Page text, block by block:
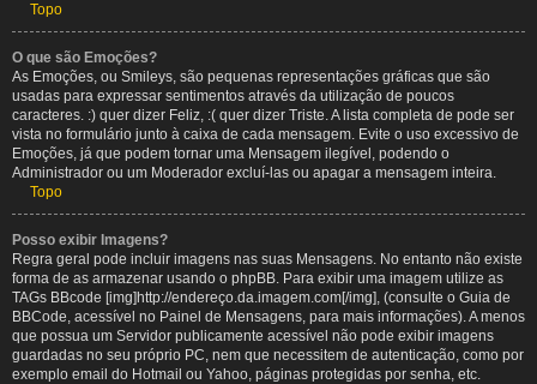
Topo
O que são Emoções?
As Emoções, ou Smileys, são pequenas representações gráficas que são
usadas para expressar sentimentos através da utilização de poucos
caracteres. :) quer dizer Feliz, :( quer dizer Triste. A lista completa de pode ser
vista no formulário junto à caixa de cada mensagem. Evite o uso excessivo de
Emoções, já que podem tornar uma Mensagem ilegível, podendo o
Administrador ou um Moderador excluí-las ou apagar a mensagem inteira.
Topo
Posso exibir Imagens?
Regra geral pode incluir imagens nas suas Mensagens. No entanto não existe
forma de as armazenar usando o phpBB. Para exibir uma imagem utilize as
TAGs BBcode [img]http://endereço.da.imagem.com[/img], (consulte o Guia de
BBCode, acessível no Painel de Mensagens, para mais informações). A menos
que possua um Servidor publicamente acessível não pode exibir imagens
guardadas no seu próprio PC, nem que necessitem de autenticação, como por
exemplo email do Hotmail ou Yahoo, páginas protegidas por senha, etc.